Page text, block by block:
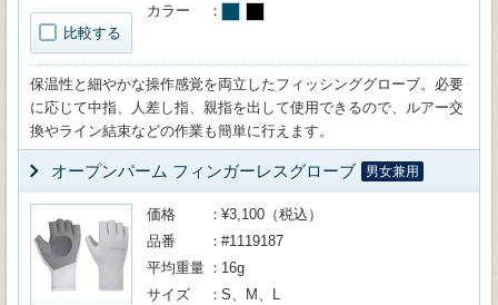
比較する
カラー
保温性と細やかな操作感覚を両立したフィッシンググローブ。必要
に応じて中指、人差し指、親指を出して使用できるので、ルアー交
換やライン結束などの作業も簡単に行えます。
オープンパーム フィンガーレスグローブ 男女兼用
価格
¥3,100（税込）
品番
#1119187
平均重量
16g
サイズ
S、M、L